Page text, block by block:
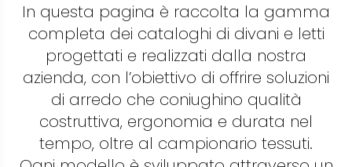
In questa pagina è raccolta la gamma
completa dei cataloghi di divani e letti
progettati e realizzati dalla nostra
azienda, con l’obiettivo di offrire soluzioni
di arredo che coniughino qualità
costruttiva, ergonomia e durata nel
tempo, oltre al campionario tessuti.